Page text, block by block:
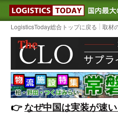
LogisticsToday総合トップに戻る 取材
👉️なぜ中国は実装が速